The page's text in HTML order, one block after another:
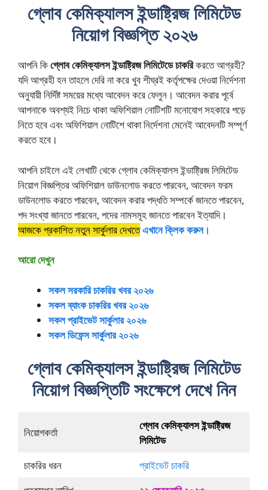
গ্লোব কেমিক্যালস ইন্ডাষ্ট্রিজ লিমিটেড
নিয়োগ বিজ্ঞপ্তি ২০২৬
আপনি কিগ্লোব কেমিক্যালস ইন্ডাষ্ট্রিজ লিমিটেডে চাকরিকরতে আগ্রহী?
যদি আগ্রহী হন তাহলে দেরি না করে খুব শীঘ্রই কর্তৃপক্ষের দেওয়া নির্দেশনা
অনুযায়ী নির্দিষ্ট সময়ের মধ্যে আবেদন করে ফেলুন। আবেদন করার পূর্বে
আপনাকে অবশ্যই নিচে থাকা অফিশিয়াল নোটিশটি মনোযোগ সহকারে পড়ে
নিতে হবে এবং অফিশিয়াল নোটিশে থাকা নির্দেশনা মেনেই আবেদনটি সম্পূর্ণ
করতে হবে।
আপনি চাইলে এই লেখাটি থেকে গ্লোব কেমিক্যালস ইন্ডাষ্ট্রিজ লিমিটেড
নিয়োগ বিজ্ঞপ্তির অফিশিয়াল ডাউনলোড করতে পারবেন, আবেদন ফরম
ডাউনলোড করতে পারবেন, আবেদন করার পদ্ধতি সম্পর্কে জানতে পারবেন,
পদ সংখ্যা জানতে পারবেন, পদের নামসমূহ জানতে পারবেন ইত্যাদি।
আজকে প্রকাশিত নতুন সার্কুলার দেখতেএখানে ক্লিক করুন।
আরো দেখুন
সকল সরকারি চাকরির খবর ২০২৬
সকল ব্যাংক চাকরির খবর ২০২৬
সকল প্রাইভেট সার্কুলার ২০২৬
সকল ডিফেন্স সার্কুলার ২০২৬
গ্লোব কেমিক্যালস ইন্ডাষ্ট্রিজ লিমিটেড
নিয়োগ বিজ্ঞপ্তিটি সংক্ষেপে দেখে নিন
নিয়োগকর্তা
গ্লোব কেমিক্যালস ইন্ডাষ্ট্রিজ
লিমিটেড
চাকরির ধরন
প্রাইভেট চাকরি